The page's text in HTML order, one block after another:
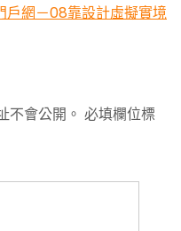
網－08靠設計虛擬實境
不會公開。 必填欄位標